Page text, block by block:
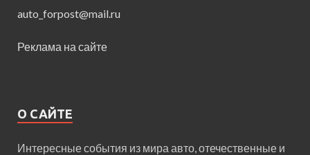
auto_forpost@mail.ru
Реклама на сайте
О САЙТЕ
Интересные события из мира авто, отечественные и